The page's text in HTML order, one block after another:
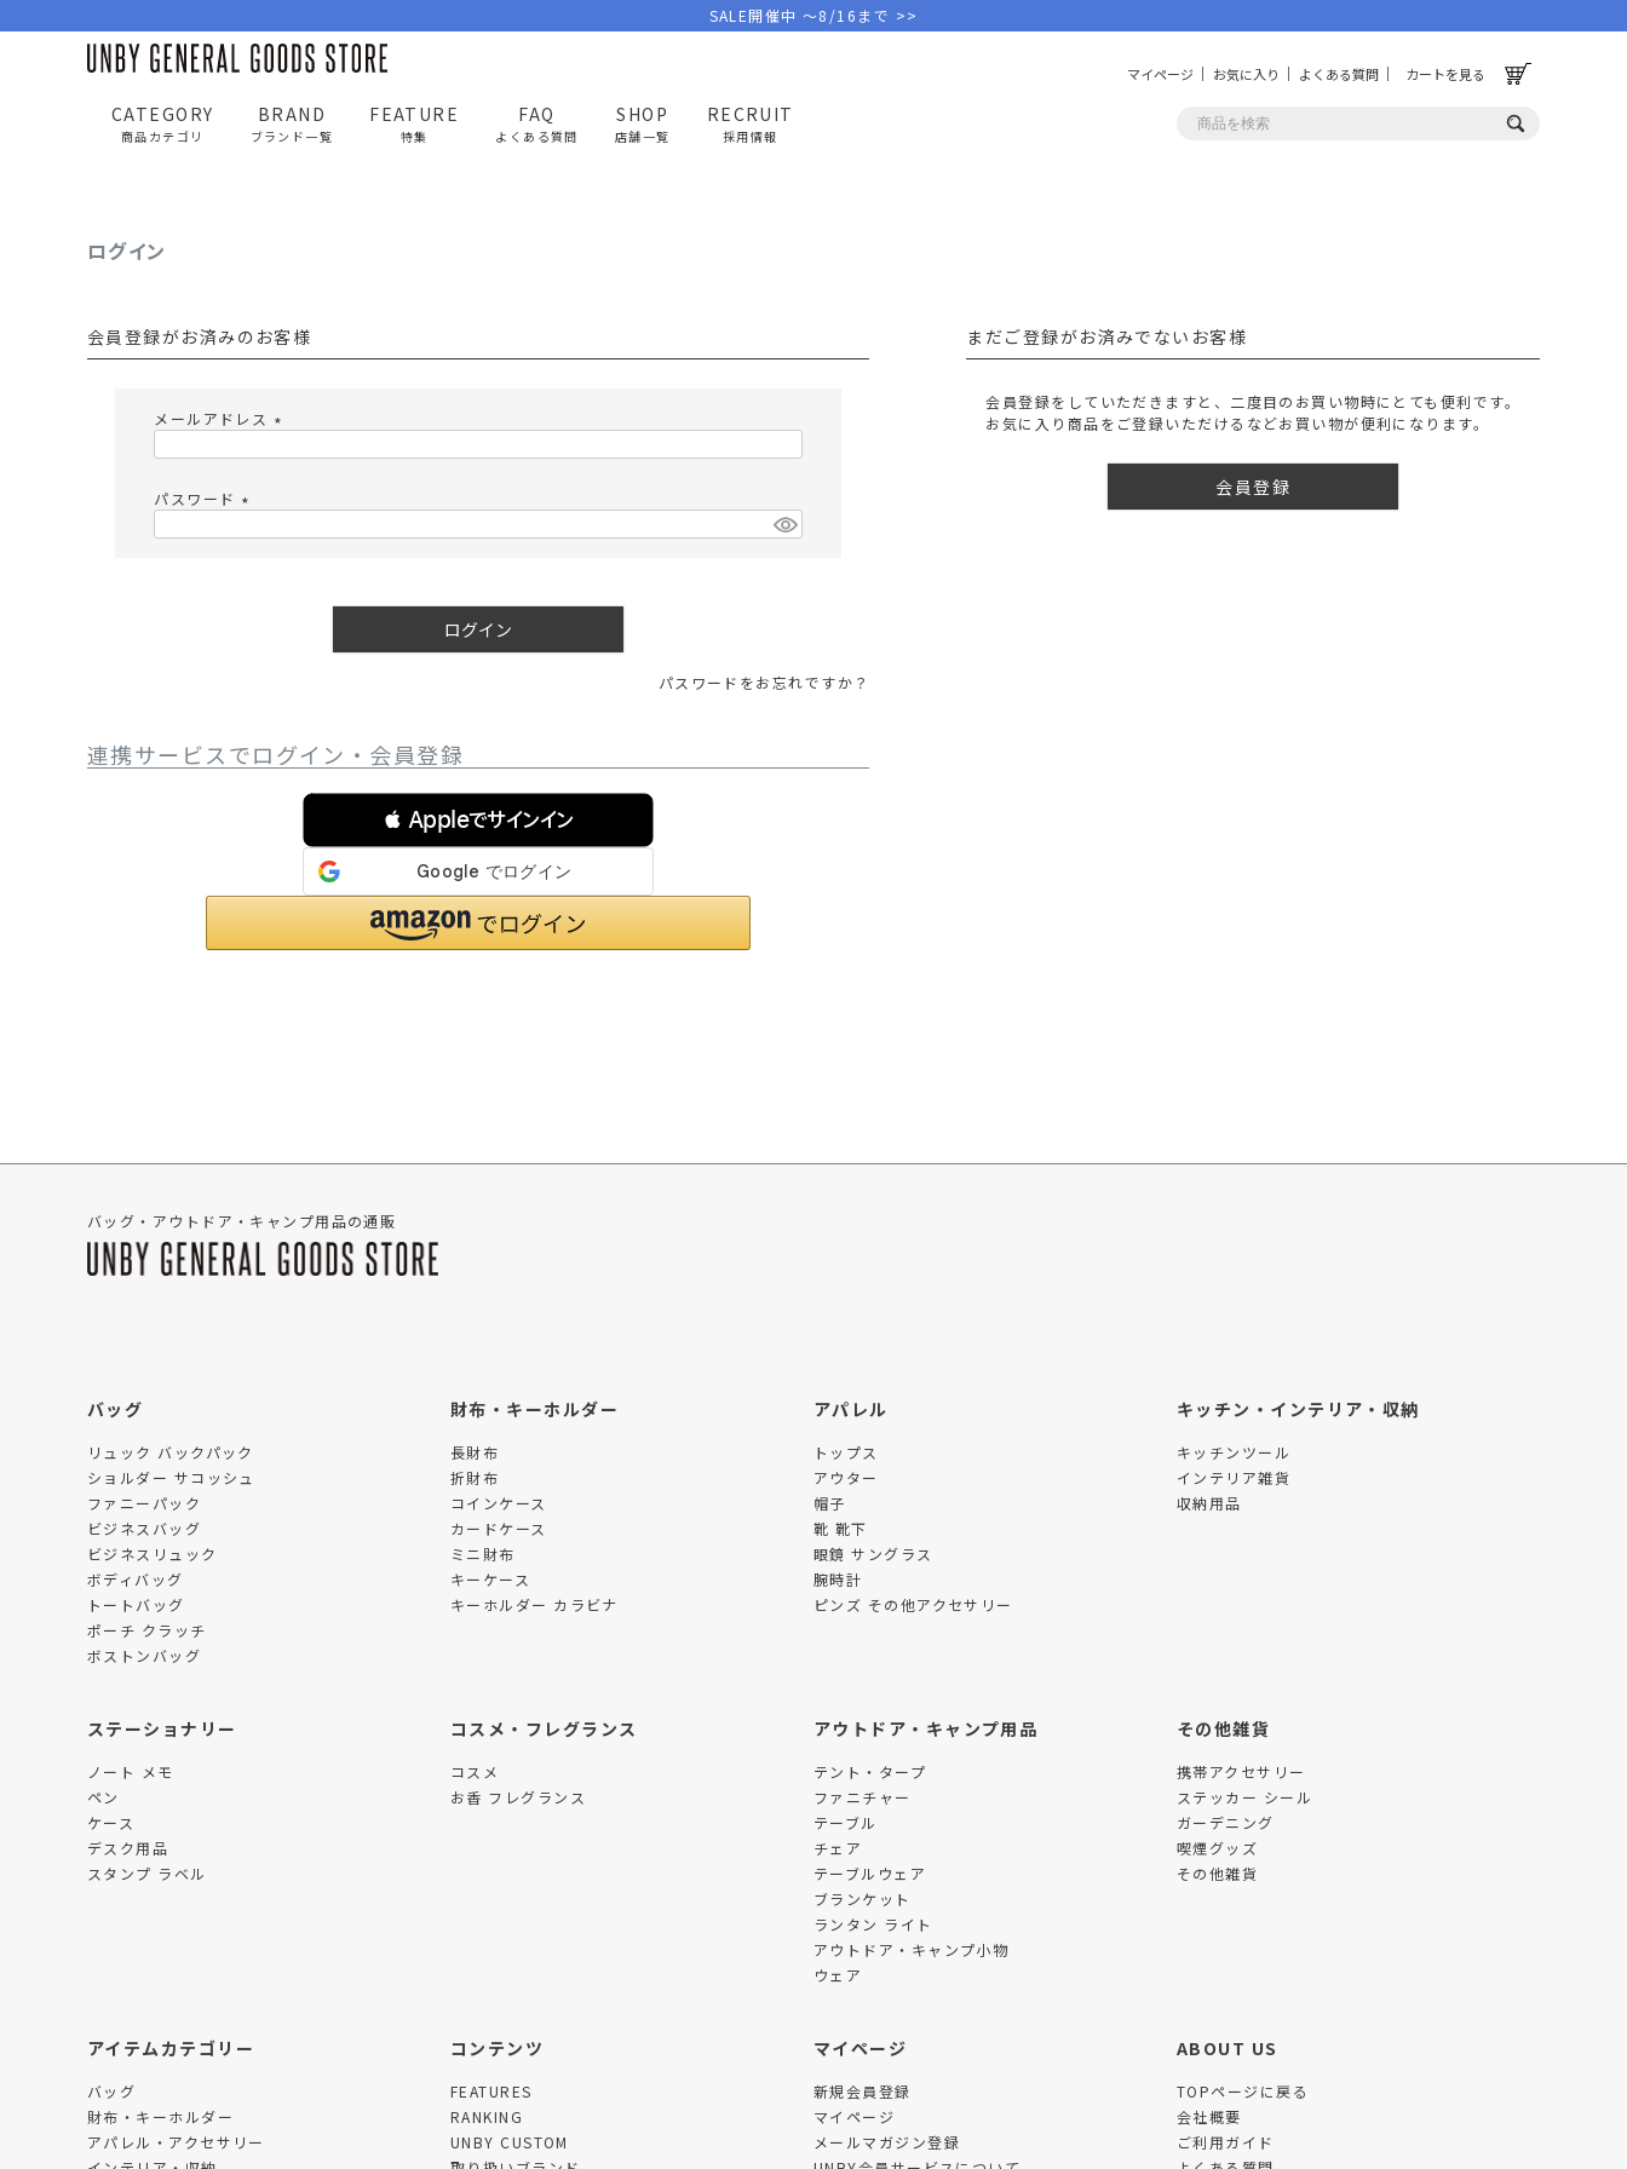
CATEGORY
商品カテゴリ
リュック/バックパック
ビジネスバッグ
トップス
時計
その他
テント/タープ
ランタン/ライト
キッチン
コンテナ/収納
その他
キャディバッグ
バッグ/ポーチ
財布
キーホルダー/カラビナ
インテリア
BRAND
ブランド一覧
AS2OV CABINZERO UNBY ORIGINAL
その他の取扱ブランド一覧はこちら
FEATURE
特集
FAQ
よくある質問
SHOP
店舗一覧
RECRUIT
採用情報
マイページ お気に入り よくある質問 カートを見る
SALE開催中 ～8/16まで >>
UNBY GENERAL GOODS STORE ログイン
ログイン
会員登録がお済みのお客様
メールアドレス
)
パスワード
ログイン
パスワードをお忘れですか？
連携サービスでログイン・会員登録
 Appleでサインイン
まだご登録がお済みでないお客様
会員登録をしていただきますと、二度目のお買い物時にとても便利です。
お気に入り商品をご登録いただけるなどお買い物が便利になります。
会員登録
バッグ・アウトドア・キャンプ用品の通販
バッグ
リュック バックパック
ショルダー サコッシュ
ファニーパック
ビジネスバッグ
ビジネスリュック
ボディバッグ
トートバッグ
ポーチ クラッチ
ボストンバッグ
財布・キーホルダー
長財布
折財布
コインケース
カードケース
ミニ財布
キーケース
キーホルダー カラビナ
アパレル
トップス
アウター
帽子
靴 靴下
眼鏡 サングラス
腕時計
ピンズ その他アクセサリー
キッチン・インテリア・収納
キッチンツール
インテリア雑貨
収納用品
ステーショナリー
ノート メモ
ペン
ケース
デスク用品
スタンプ ラベル
コスメ・フレグランス
コスメ
お香 フレグランス
アウトドア・キャンプ用品
テント・タープ
ファニチャー
テーブル
チェア
テーブルウェア
ブランケット
ランタン ライト
アウトドア・キャンプ小物
ウェア
その他雑貨
携帯アクセサリー
ステッカー シール
ガーデニング
喫煙グッズ
その他雑貨
アイテムカテゴリー
バッグ
財布・キーホルダー
アパレル・アクセサリー
コンテンツ
FEATURES
RANKING
UNBY CUSTOM
マイページ
新規会員登録
マイページ
メールマガジン登録
ABOUT US
TOPページに戻る
会社概要
ご利用ガイド